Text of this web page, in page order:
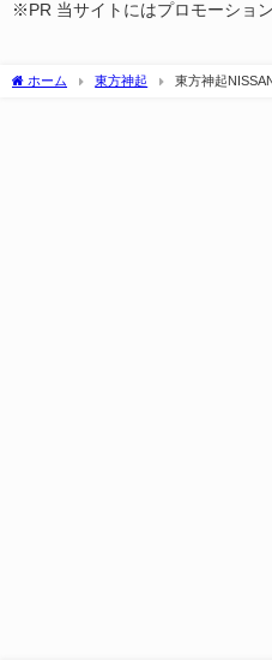
※PR 当サイトにはプロモーショ
ホーム 東方神起 東方神起NISSAN